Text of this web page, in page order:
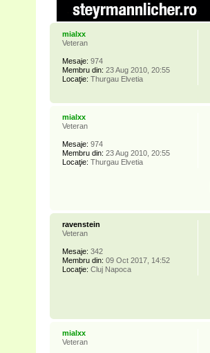
mialxx
Veteran
Mesaje: 974
Membru din: 23 Aug 2010, 20:55
Locaţie: Thurgau Elvetia
mialxx
Veteran
Mesaje: 974
Membru din: 23 Aug 2010, 20:55
Locaţie: Thurgau Elvetia
ravenstein
Veteran
Mesaje: 342
Membru din: 09 Oct 2017, 14:52
Locaţie: Cluj Napoca
mialxx
Veteran